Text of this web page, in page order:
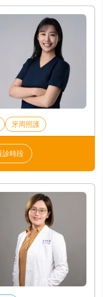
牙周照護
診時段